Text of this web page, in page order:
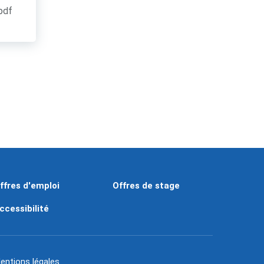
d'emploi Offres de stage
légales